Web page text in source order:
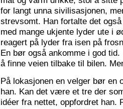
for langt unna sivilisasjonen,
strevsomt. Han fortalte det
med mange ukjente lyder ute i
reagert på lyder fra isen på
En bør også ankomme i god
å finne veien tilbake til bilen.
På lokasjonen en velger bør en
han. Kan det være et tre der
idéer fra nettet, oppfordret han.